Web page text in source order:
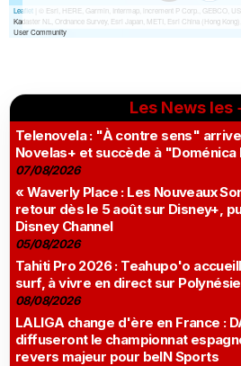
Les News les
Telenovela : "À contre sens"
Novelas+ et succède à
07/08/2026
« Waverly Place : Les Nouveaux
retour dès le 5 août sur Disney+,
Disney Channel
05/08/2026
Tahiti Pro 2026 : Teahupo'o
surf, à vivre en direct sur
08/08/2026
LALIGA change d'ère en France :
diffuseront le championnat
revers majeur pour beIN Sports